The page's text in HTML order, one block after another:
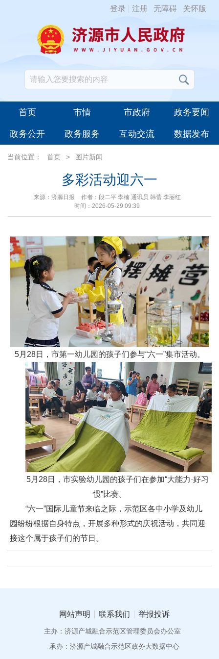
登录 注册 无障碍 关怀版
首页 市情 市政府 政务要闻
政务公开 政务服务 互动交流 数据发布
当前位置： 首页 > 图片新闻
多彩活动迎六一
来源：济源日报
作者：段二平 李楠 通讯员 韩蕾 李丽红
时间：2026-05-29 09:39
5月28日，市第一幼儿园的孩子们参与“六一”集市活动。
5月28日，市实验幼儿园的孩子们在参加“大能力·好习
惯”比赛。
“六一”国际儿童节来临之际，示范区各中小学及幼儿
园纷纷根据自身特点，开展多种形式的庆祝活动，共同迎
接这个属于孩子们的节日。
网站声明 联系我们 举报投诉
主办：济源产城融合示范区管理委员会办公室
承办：济源产城融合示范区政务大数据中心